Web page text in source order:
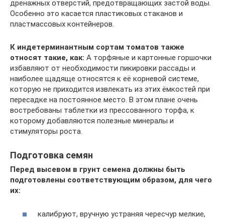
дренажных отверстий, предотвращающих застой воды.
Особенно это касается пластиковых стаканов и
пластмассовых контейнеров.
К индетерминантным сортам томатов также
относят такие, как: А торфяные и картонные горшочки
избавляют от необходимости пикировки рассады и
наиболее щадяще относятся к её корневой системе,
которую не приходится извлекать из этих ёмкостей при
пересадке на постоянное место. В этом плане очень
востребованы таблетки из прессованного торфа, к
которому добавляются полезные минералы и
стимуляторы роста.
Подготовка семян
Перед высевом в грунт семена должны быть
подготовлены соответствующим образом, для чего
их:
калибруют, вручную устраняя чересчур мелкие,